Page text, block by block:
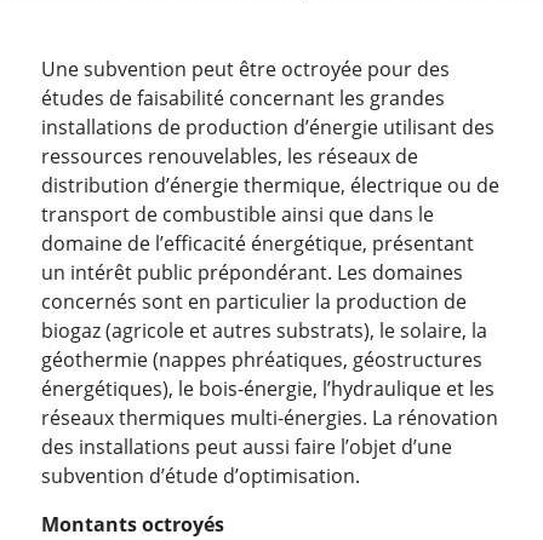
Introduction
Une subvention peut être octroyée pour des
études de faisabilité concernant les grandes
installations de production d’énergie utilisant des
ressources renouvelables, les réseaux de
distribution d’énergie thermique, électrique ou de
transport de combustible ainsi que dans le
domaine de l’efficacité énergétique, présentant
un intérêt public prépondérant. Les domaines
concernés sont en particulier la production de
biogaz (agricole et autres substrats), le solaire, la
géothermie (nappes phréatiques, géostructures
énergétiques), le bois-énergie, l’hydraulique et les
réseaux thermiques multi-énergies. La rénovation
des installations peut aussi faire l’objet d’une
subvention d’étude d’optimisation.
Montants octroyés